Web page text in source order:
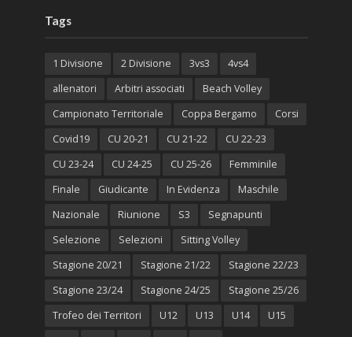
Tags
1 Divisione 2 Divisione 3vs3
4vs4
allenatori
Arbitri associati
Beach Volley
Campionato Territoriale
Coppa Bergamo
Corsi
Covid19
CU 20-21 CU 21-22
CU 22-23
CU 23-24
CU 24-25 CU 25-26
Femminile
Finale
Giudicante In Evidenza
Maschile
Nazionale
Riunione S3
Segnapunti
Selezione
Selezioni
Sitting Volley
Stagione 20/21
Stagione 21/22
Stagione 22/23
Stagione 23/24
Stagione 24/25
Stagione 25/26
Trofeo dei Territori
U12 U13 U14
U15